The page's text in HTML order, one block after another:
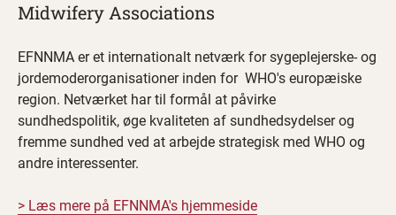
Midwifery Associations
EFNNMA er et internationalt netværk for sygeplejerske- og
jordemoderorganisationer inden for WHO's europæiske
region. Netværket har til formål at påvirke
sundhedspolitik, øge kvaliteten af sundhedsydelser og
fremme sundhed ved at arbejde strategisk med WHO og
andre interessenter.​
> Læs mere på EFNNMA's hjemmeside